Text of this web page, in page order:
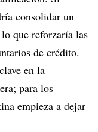
consolidar un
que reforzaría las
de crédito.
en la
para los
empieza a dejar